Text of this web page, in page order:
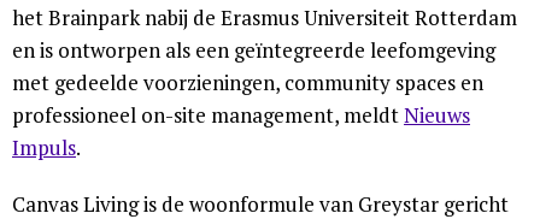
het Brainpark nabij de Erasmus Universiteit Rotterdam
en is ontworpen als een geïntegreerde leefomgeving
met gedeelde voorzieningen, community spaces en
professioneel on-site management, meldtNieuws
Impuls.
Canvas Living is de woonformule van Greystar gericht